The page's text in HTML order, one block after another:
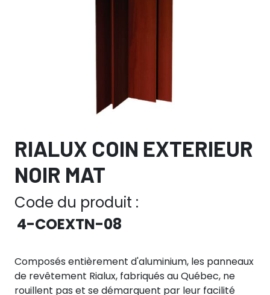
RIALUX COIN EXTERIEUR
NOIR MAT
Code du produit :
4-COEXTN-08
Composés entièrement d'aluminium, les panneaux
de revêtement Rialux, fabriqués au Québec, ne
rouillent pas et se démarquent par leur facilité